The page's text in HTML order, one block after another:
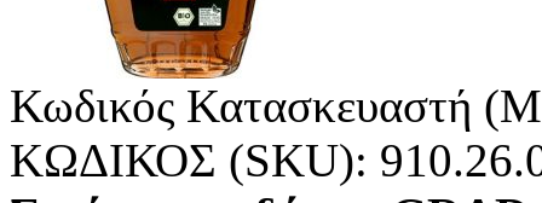
Κωδικός Κατασκευαστή
ΚΩΔΙΚΟΣ (SKU):